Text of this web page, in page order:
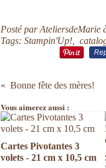
Posté par AteliersdeMarie
Tags:Stampin'Up! ,
Bonne fête des mères!
Vous aimerez aussi :
Cartes Pivotantes 3
volets - 21 cm x 10,5 cm